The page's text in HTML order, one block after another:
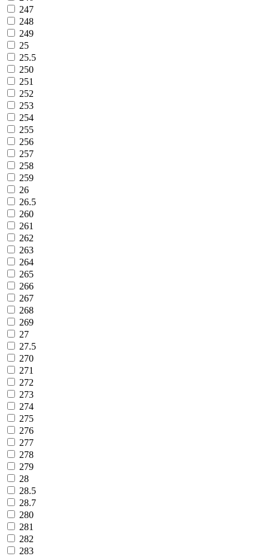
247
248
249
25
25.5
250
251
252
253
254
255
256
257
258
259
26
26.5
260
261
262
263
264
265
266
267
268
269
27
27.5
270
271
272
273
274
275
276
277
278
279
28
28.5
28.7
280
281
282
283